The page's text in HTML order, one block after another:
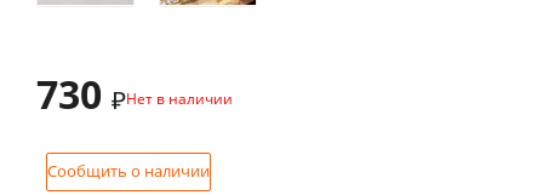
730 ₽Нет в наличии
Сообщить о наличии